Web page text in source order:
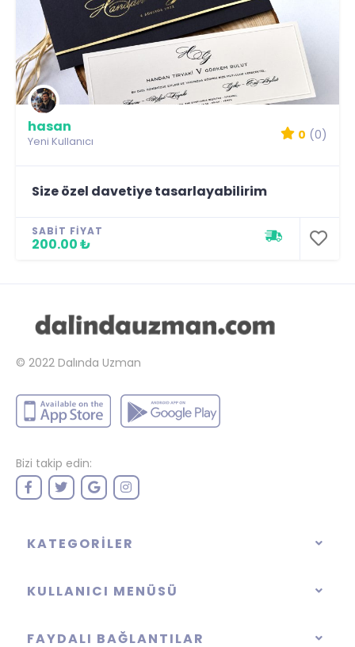
hasan
Yeni Kullanıcı 0 (0)
Size özel davetiye tasarlayabilirim
SABIT FIYAT
200.00 ₺
© 2022 Dalında Uzman
Bizi takip edin:
KATEGORILER
KULLANICI MENÜSÜ
FAYDALI BAĞLANTILAR